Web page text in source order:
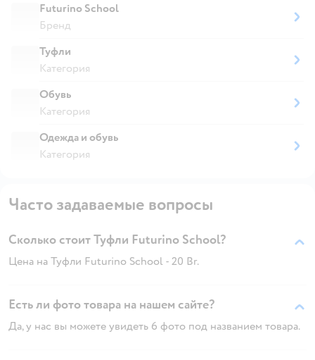
Futurino School
Бренд
Туфли
Категория
Обувь
Категория
Одежда и обувь
Категория
Часто задаваемые вопросы
Сколько стоит Туфли Futurino School?
Цена на Туфли Futurino School - 20 Br.
Есть ли фото товара на нашем сайте?
Да, у нас вы можете увидеть 6 фото под названием товара.